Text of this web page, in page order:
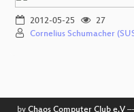
2012-05-25
27
Cornelius Schumacher